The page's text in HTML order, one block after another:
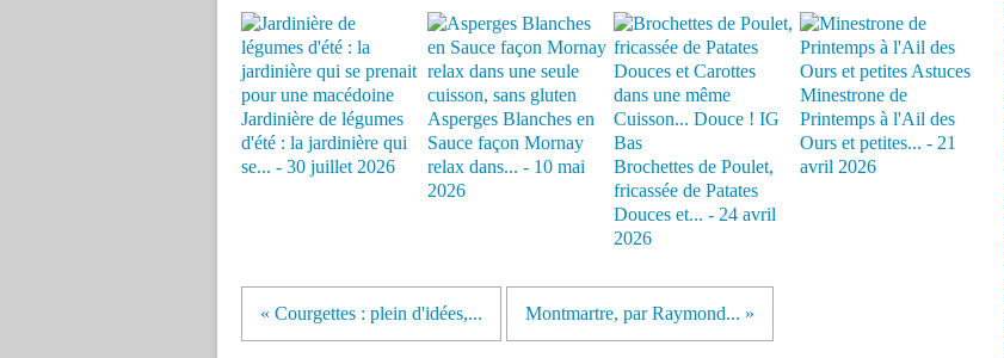
Jardinière de légumes
d'été : la jardinière qui
se... - 30 juillet 2026
Asperges Blanches en
Sauce façon Mornay
relax dans... - 10 mai
2026
Brochettes de Poulet,
fricassée de Patates
Douces et... - 24 avril
2026
Minestrone de
Printemps à l'Ail des
Ours et petites... - 21
avril 2026
« Courgettes : plein d'idées,... Montmartre, par Raymond... »